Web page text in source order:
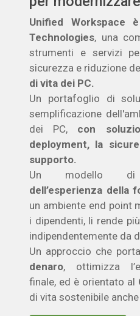
Unified Workspace
Technologies, una
strumenti e servizi
sicurezza e riduzione
di vita dei PC.
Un portafoglio di
semplificazione
dei PC, con
deployment, la
supporto.
Un modello
dell’esperienza della
un ambiente end point
i dipendenti, li rende
indipendentemente da
Un approccio che porta
denaro, ottimizza
finale, ed è orientato al
di vita sostenibile